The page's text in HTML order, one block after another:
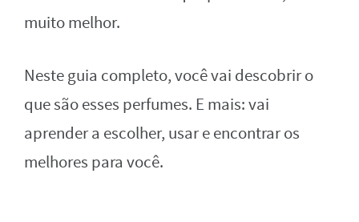
muito melhor.
Neste guia completo, você vai descobrir o
que são esses perfumes. E mais: vai
aprender a escolher, usar e encontrar os
melhores para você.